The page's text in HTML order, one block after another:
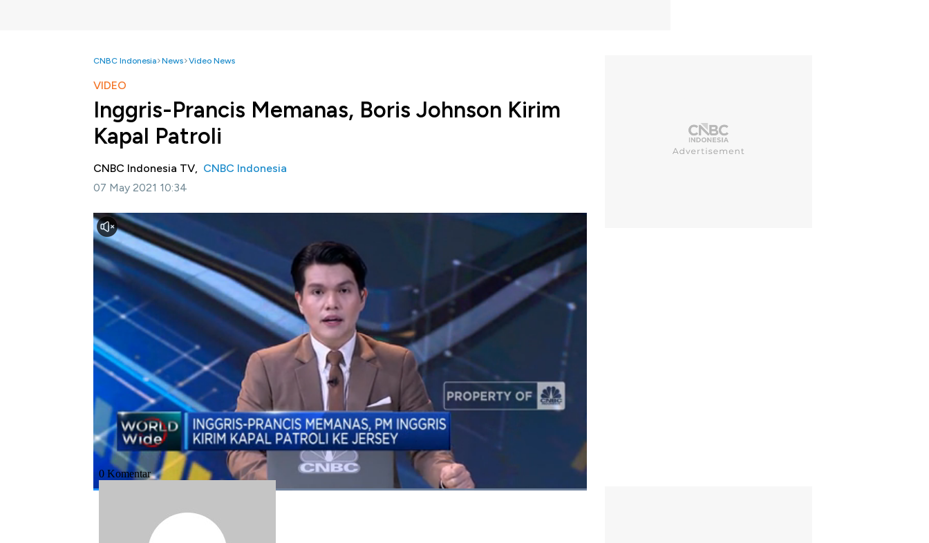
CNBC Indonesia News Video News
VIDEO
Inggris-Prancis Memanas, Boris Johnson Kirim
Kapal Patroli
CNBC Indonesia TV, CNBC Indonesia
07 May 2021 10:34
Jakarta, CNBC Indonesia -
Perdana Menteri Inggris Boris Johnson mengerahkan dua kapal patroli
angkatan laut ke Jersey menyusul meningkatnya ketegangan dengan Prancis atas sengketa
penangkapan ikan. Pemerintah Inggris khawatir nelayan Prancis memblokir pelabuhan utama mereka
sebagai buntut keluarnya Inggris dari Uni Eropa.
Selengkapnya dalam program Squawk Box CNBC Indonesia (Jumat, 07/05/2021) berikut ini.
Bagikan:
#pm inggris #boris johnson #jersey